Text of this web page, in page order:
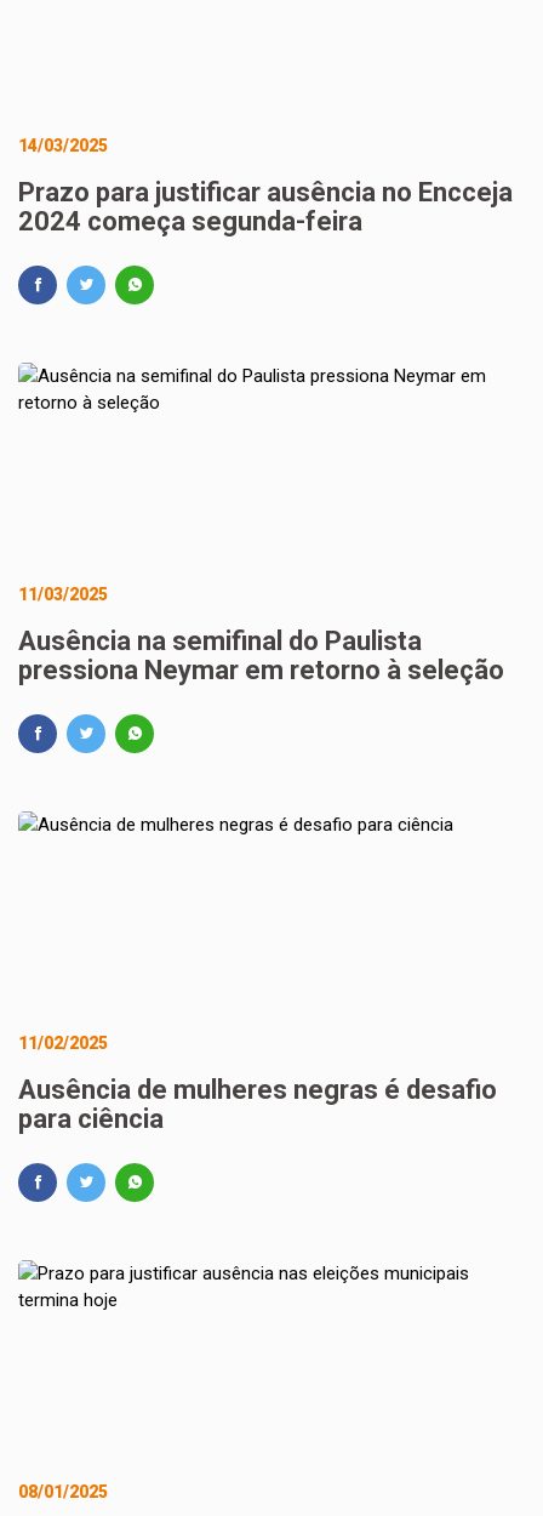
14/03/2025
Prazo para justificar ausência no Encceja
2024 começa segunda-feira
11/03/2025
Ausência na semifinal do Paulista
pressiona Neymar em retorno à seleção
11/02/2025
Ausência de mulheres negras é desafio
para ciência
08/01/2025